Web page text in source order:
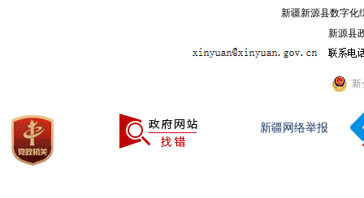
新疆新源县数字化
新源县
新
新疆网络举报